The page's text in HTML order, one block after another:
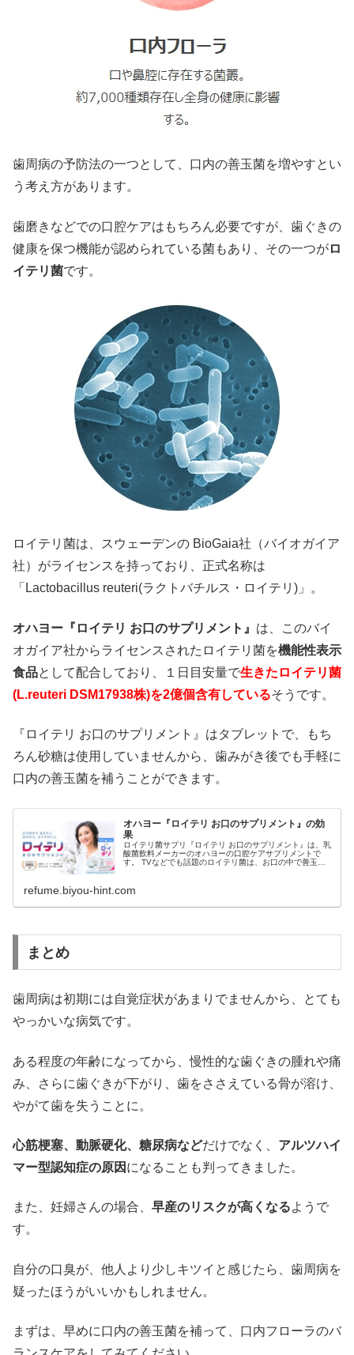
歯周病の予防法の一つとして、口内の善玉菌を増やすとい
う考え方があります。
歯磨きなどでの口腔ケアはもちろん必要ですが、歯ぐきの
健康を保つ機能が認められている菌もあり、その一つがロ
イテリ菌です。
ロイテリ菌は、スウェーデンの BioGaia社（バイオガイア
社）がライセンスを持っており、正式名称は
「Lactobacillus reuteri(ラクトバチルス・ロイテリ)」。
オハヨー『ロイテリ お口のサプリメント』 は、このバイ
オガイア社からライセンスされたロイテリ菌を機能性表示
食品として配合しており、１日目安量で生きたロイテリ菌
(L.reuteri DSM17938株)を2億個含有しているそうです。
『ロイテリ お口のサプリメント』はタブレットで、もち
ろん砂糖は使用していませんから、歯みがき後でも手軽に
口内の善玉菌を補うことができます。
オハヨー『ロイテリ お口のサプリメント』の効
果
ロイテリ菌サプリ『ロイテリ お口のサプリメント』は、乳
酸菌飲料メーカーのオハヨーの口腔ケアサプリメントで
す。 TVなどでも話題のロイテリ菌は、お口の中で善玉菌
refume.biyou-hint.com
まとめ
歯周病は初期には自覚症状があまりでませんから、とても
やっかいな病気です。
ある程度の年齢になってから、慢性的な歯ぐきの腫れや痛
み、さらに歯ぐきが下がり、歯をささえている骨が溶け、
やがて歯を失うことに。
心筋梗塞、動脈硬化、糖尿病などだけでなく、 アルツハイ
マー型認知症の原因 になることも判ってきました。
また、妊婦さんの場合、 早産のリスクが高くなるようで
す。
自分の口臭が、他人より少しキツイと感じたら、歯周病を
疑ったほうがいいかもしれません。
まずは、早めに口内の善玉菌を補って、口内フローラのバ